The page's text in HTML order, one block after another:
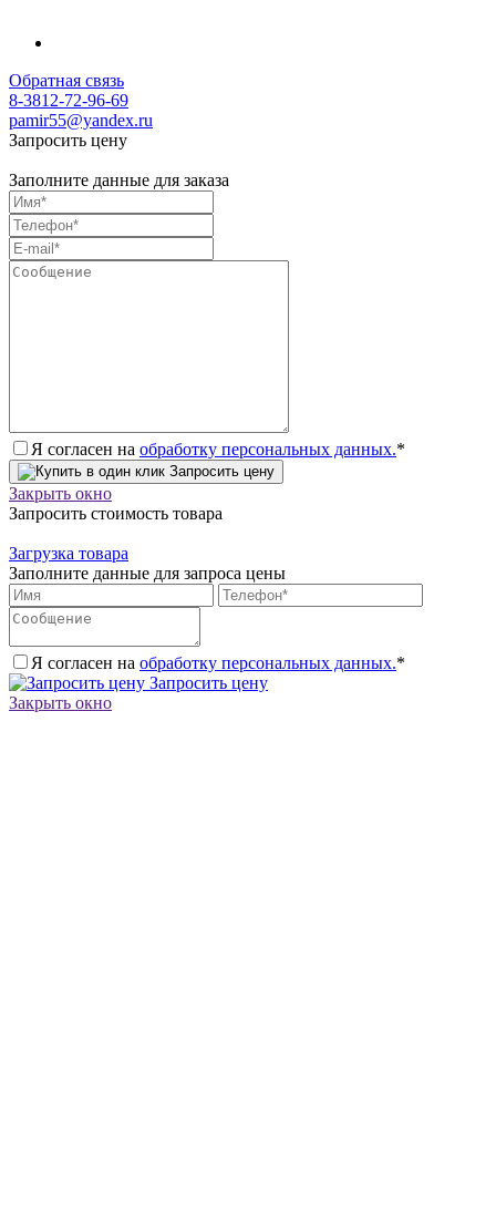
Обратная связь
8-3812-72-96-69
pamir55@yandex.ru
Запросить цену
Заполните данные для заказа
Я согласен на обработку персональных данных.*
Запросить цену
Закрыть окно
Запросить стоимость товара
Загрузка товара
Заполните данные для запроса цены
Я согласен на обработку персональных данных.*
Запросить цену
Закрыть окно